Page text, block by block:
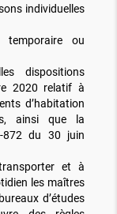
individuelles
temporaire ou
dispositions
2020 relatif à
d’habitation
ainsi que la
872 du 30 juin
et à
les maîtres
d’études